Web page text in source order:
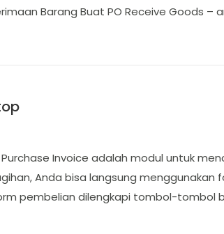
Barang Buat PO Receive Goods –
Purchase Invoice adalah modul untuk
Anda bisa langsung
pembelian dilengkapi tombol-tombol